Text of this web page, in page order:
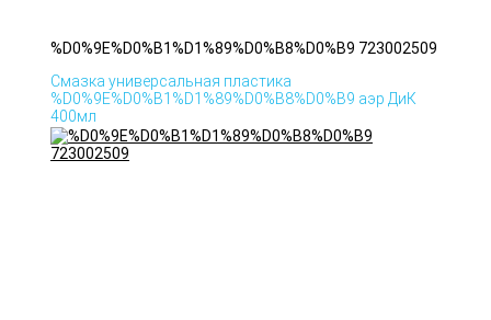
%D0%9E%D0%B1%D1%89%D0%B8%D0%B9 723002509
Смазка универсальная пластика
%D0%9E%D0%B1%D1%89%D0%B8%D0%B9 аэр ДиК
400мл